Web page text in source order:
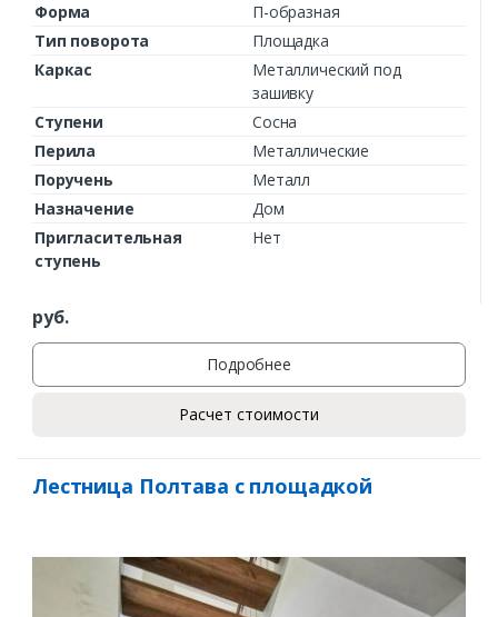
Комментарий к заказу
Форма
П-образная
Тип поворота
Площадка
Каркас
Металлический под
зашивку
Ступени
Сосна
Перила
Металлические
Поручень
Металл
Назначение
Дом
Пригласительная
ступень
Нет
руб.
Подробнее
Расчет стоимости
Лестница Полтава с площадкой